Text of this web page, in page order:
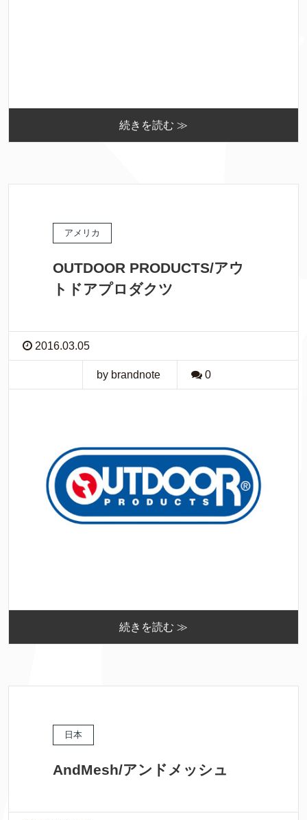
続きを読む ≫
アメリカ
OUTDOOR PRODUCTS/アウ
トドアプロダクツ
2016.03.05
by brandnote 0
続きを読む ≫
日本
AndMesh/アンドメッシュ